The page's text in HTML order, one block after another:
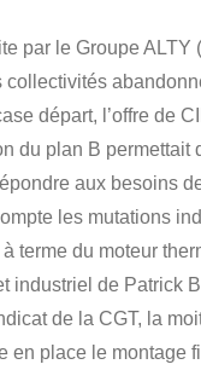
par le Groupe ALTY
collectivités
départ, l’offre de
du plan B permettait
aux besoins
les mutations
à terme du moteur
industriel de Patrick
de la CGT, la
en place le montage